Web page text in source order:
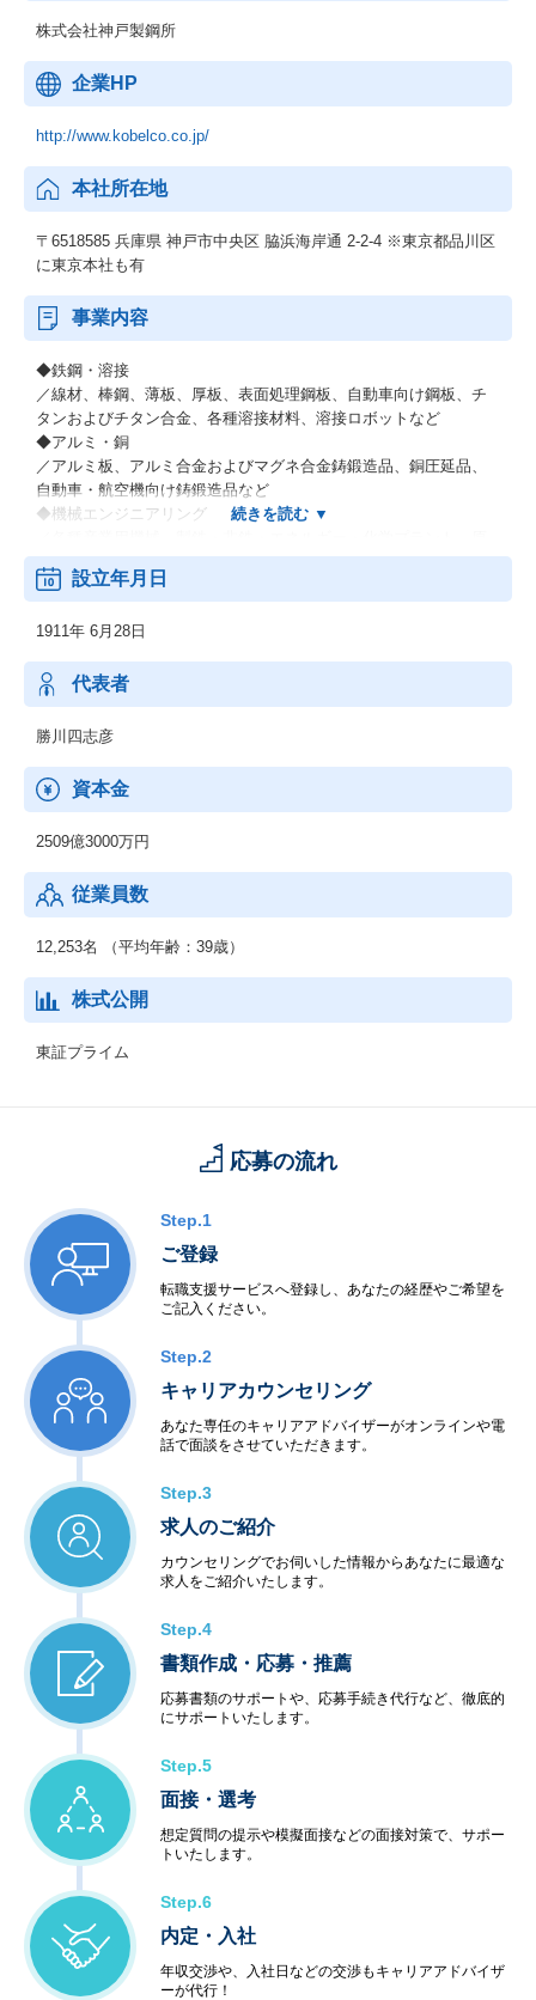
株式会社神戸製鋼所
企業HP
http://www.kobelco.co.jp/
本社所在地
〒6518585 兵庫県 神戸市中央区 脇浜海岸通 2-2-4 ※東京都品川区
に東京本社も有
事業内容
◆鉄鋼・溶接
／線材、棒鋼、薄板、厚板、表面処理鋼板、自動車向け鋼板、チ
タンおよびチタン合金、各種溶接材料、溶接ロボットなど
◆アルミ・銅
／アルミ板、アルミ合金およびマグネ合金鋳鍛造品、銅圧延品、
自動車・航空機向け鋳鍛造品など
◆機械エンジニアリング
子力関連機器、環境プラントなどの各種エンジニアリング業など
◆電力（電力卸供給事業）
／新鉄源ビジネス、液晶用ターゲット材料、超伝導磁石・線材な
ど
設立年月日
1911年 6月28日
代表者
勝川四志彦
資本金
2509億3000万円
従業員数
12,253名 （平均年齢：39歳）
株式公開
東証プライム
応募の流れ
Step.1
ご登録
転職支援サービスへ登録し、あなたの経歴やご希望を
ご記入ください。
Step.2
キャリアカウンセリング
あなた専任のキャリアアドバイザーがオンラインや電
話で面談をさせていただきます。
Step.3
求人のご紹介
カウンセリングでお伺いした情報からあなたに最適な
求人をご紹介いたします。
Step.4
書類作成・応募・推薦
応募書類のサポートや、応募手続き代行など、徹底的
にサポートいたします。
Step.5
面接・選考
想定質問の提示や模擬面接などの面接対策で、サポー
トいたします。
Step.6
内定・入社
年収交渉や、入社日などの交渉もキャリアアドバイザ
ーが代行！